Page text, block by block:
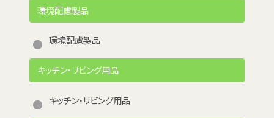
環境配慮製品
環境配慮製品
キッチン・リビング用品
キッチン・リビング用品